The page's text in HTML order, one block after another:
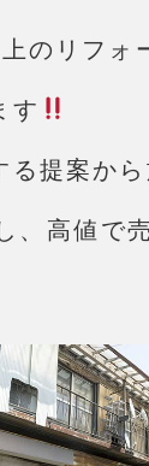
の リフォ
す
提案から
高値で